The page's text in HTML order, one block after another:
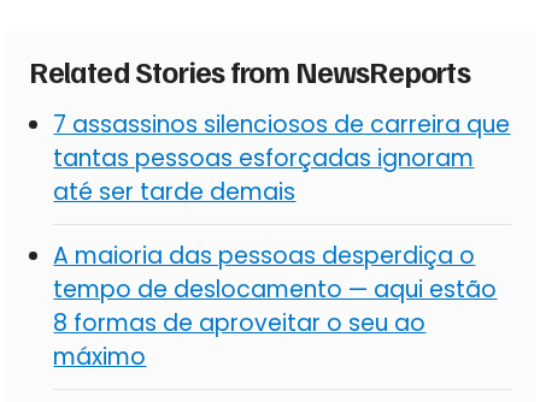
Related Stories from NewsReports
7 assassinos silenciosos de carreira que
tantas pessoas esforçadas ignoram
até ser tarde demais
A maioria das pessoas desperdiça o
tempo de deslocamento — aqui estão
8 formas de aproveitar o seu ao
máximo